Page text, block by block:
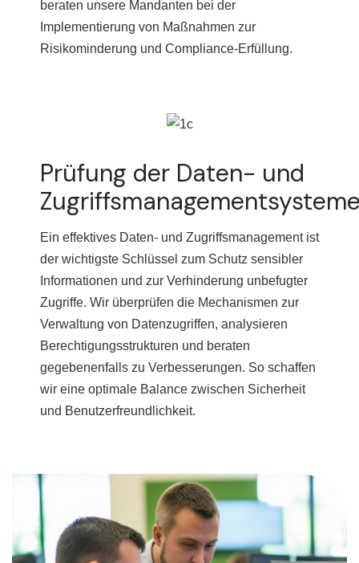
beraten unsere Mandanten bei der
Implementierung von Maßnahmen zur
Risikominderung und Compliance-Erfüllung.
Prüfung der Daten- und
Ein effektives Daten- und Zugriffsmanagement ist
der wichtigste Schlüssel zum Schutz sensibler
Informationen und zur Verhinderung unbefugter
Zugriffe. Wir überprüfen die Mechanismen zur
Verwaltung von Datenzugriffen, analysieren
Berechtigungsstrukturen und beraten
gegebenenfalls zu Verbesserungen. So schaffen
wir eine optimale Balance zwischen Sicherheit
und Benutzerfreundlichkeit.